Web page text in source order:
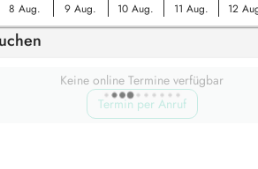
8 Aug. 9 Aug. 10 Aug. 11 Aug. 12
Keine online Termine verfügbar
Termin per Anruf